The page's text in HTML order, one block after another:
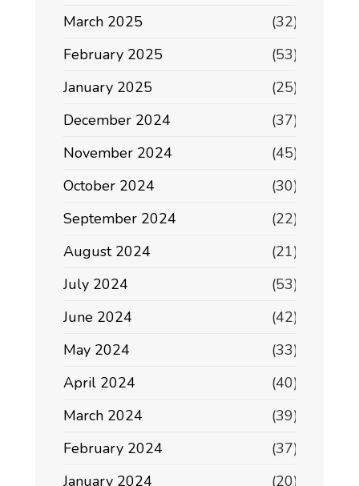
March 2025
(32)
February 2025
(53)
January 2025
(25)
December 2024
(37)
November 2024
(45)
October 2024
(30)
September 2024
(22)
August 2024
(21)
July 2024
(53)
June 2024
(42)
May 2024
(33)
April 2024
(40)
March 2024
(39)
February 2024
(37)
January 2024
(20)